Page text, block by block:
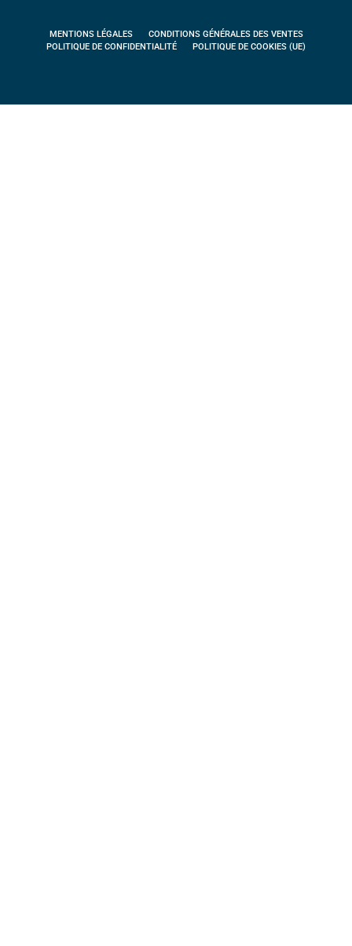
MENTIONS LÉGALES
CONDITIONS GÉNÉRALES DES VENTES
POLITIQUE DE CONFIDENTIALITÉ
POLITIQUE DE COOKIES (UE)